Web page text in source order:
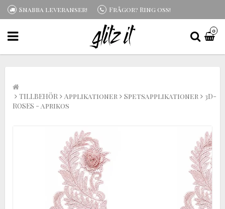
Snabba leveranser! Frågor? Ring oss!
0
TILLBEHÖR Applikationer Spetsapplikationer
3D-
ROSES - aprikos